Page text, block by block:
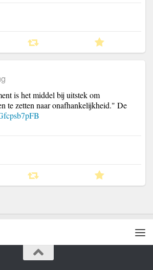
is het middel bij uitstek om
te zetten naar onafhankelijkheid." De